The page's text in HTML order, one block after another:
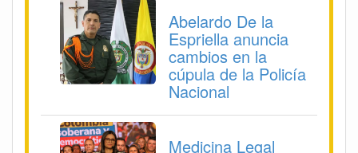
Abelardo De la
Espriella anuncia
cambios en la
cúpula de la Policía
Nacional
Medicina Legal